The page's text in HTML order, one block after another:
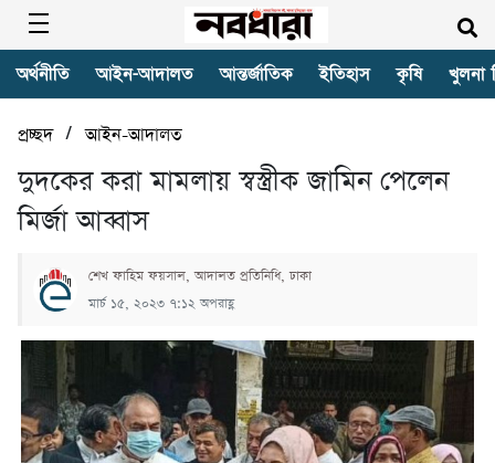
অর্থনীতি আইন-আদালত আন্তর্জাতিক ইতিহাস কৃষি খুলনা
প্রচ্ছদ/আইন-আদালত
দুদকের করা মামলায় স্বস্ত্রীক জামিন পেলেন
মির্জা আব্বাস
শেখ ফাহিম ফয়সাল, আদালত প্রতিনিধি, ঢাকা
মার্চ ১৫, ২০২৩ ৭:১২ অপরাহ্ণ